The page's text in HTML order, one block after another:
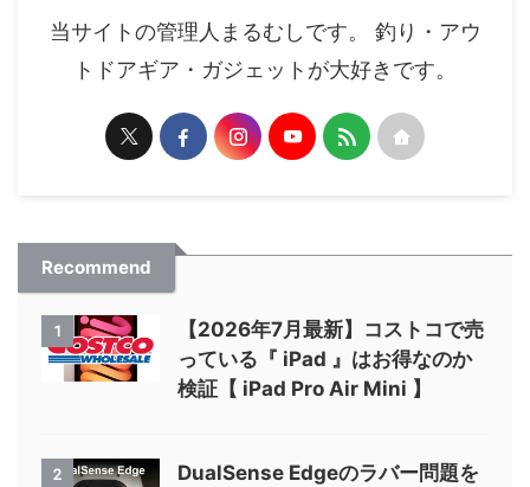
当サイトの管理人まるむしです。 釣り・アウ
トドアギア・ガジェットが大好きです。
Recommend
1
【2026年7月最新】コストコで売
っている『 iPad 』はお得なのか
検証【 iPad Pro Air Mini 】
2
DualSense Edgeのラバー問題を